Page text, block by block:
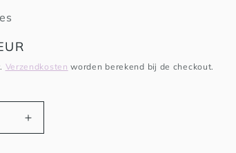
Verzendkosten worden berekend bij de checkout.
Aantal
verhogen